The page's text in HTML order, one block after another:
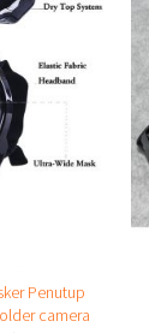
Penutup
camera